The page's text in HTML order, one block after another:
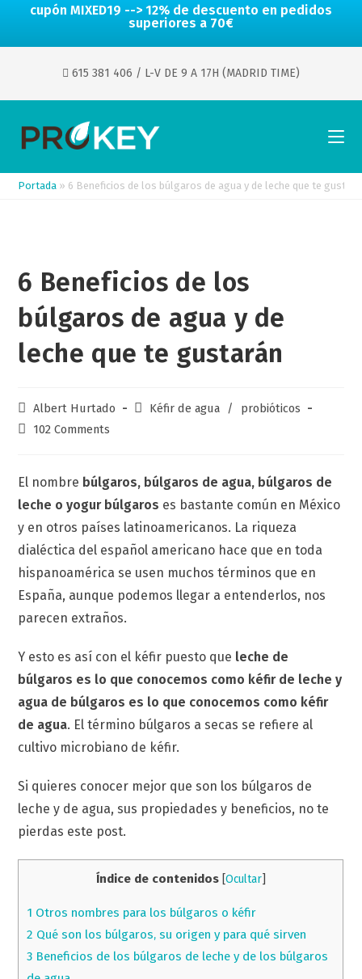
cupón MIXED19 --> 12% de descuento en pedidos
superiores a 70€
615 381 406 / L-V DE 9 A 17H (MADRID TIME)
Portada » 6 Beneficios de los búlgaros de agua y de leche que te
6 Beneficios de los
búlgaros de agua y de
leche que te gustarán
Albert Hurtado Kéfir de agua /
probióticos
102 Comments
El nombre búlgaros, búlgaros de agua, búlgaros de
leche o yogur búlgaros es bastante común en México
y en otros países latinoamericanos. La riqueza
dialéctica del español americano hace que en toda
hispanoamérica se usen muchos términos que en
España, aunque podemos llegar a entenderlos, nos
parecen extraños.
Y esto es así con el kéfir puesto que leche de
búlgaros es lo que conocemos como kéfir de leche y
agua de búlgaros es lo que conocemos como kéfir
de agua. El término búlgaros a secas se refiere al
cultivo microbiano de kéfir.
Si quieres conocer mejor que son los búlgaros de
leche y de agua, sus propiedades y beneficios, no te
pierdas este post.
Índice de contenidos Ocultar]
1 Otros nombres para los búlgaros o kéfir
2 Qué son los búlgaros, su origen y para qué sirven
3 Beneficios de los búlgaros de leche y de los búlgaros